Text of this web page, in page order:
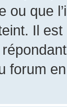
ou que
Il
forum